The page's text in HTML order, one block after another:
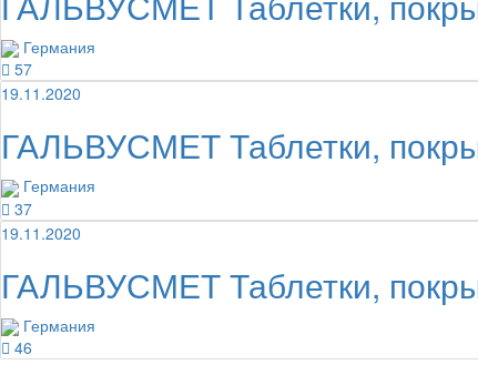
Германия
57
19.11.2020
ГАЛЬВУСМЕТ Таблетки,
Германия
37
19.11.2020
ГАЛЬВУСМЕТ Таблетки,
Германия
46